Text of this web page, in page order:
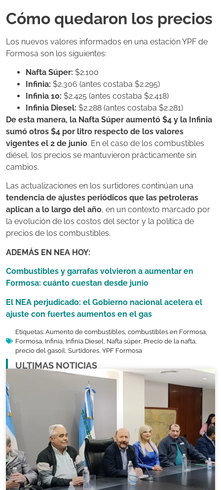
Cómo quedaron los precios
Los nuevos valores informados en una estación YPF de
Formosa son los siguientes:
Nafta Súper: $2.100
Infinia: $2.306 (antes costaba $2.295)
Infinia 10: $2.425 (antes costaba $2.418)
Infinia Diesel: $2.288 (antes costaba $2.281)
De esta manera, la Nafta Súper aumentó $4 y la Infinia
sumó otros $4 por litro respecto de los valores
vigentes el 2 de junio. En el caso de los combustibles
diésel, los precios se mantuvieron prácticamente sin
cambios.
Las actualizaciones en los surtidores continúan una
tendencia de ajustes periódicos que las petroleras
aplican a lo largo del año, en un contexto marcado por
la evolución de los costos del sector y la política de
precios de los combustibles.
ADEMÁS EN NEA HOY:
Combustibles y garrafas volvieron a aumentar en
Formosa: cuánto cuestan desde junio
El NEA perjudicado: el Gobierno nacional acelera el
ajuste con fuertes aumentos en el gas
Etiquetas: Aumento de combustibles combustibles en Formosa
Formosa Infinia Infinia Diesel Nafta súper, Precio de la nafta
precio del gasoil
Surtidores YPF Formosa
ULTIMAS NOTICIAS